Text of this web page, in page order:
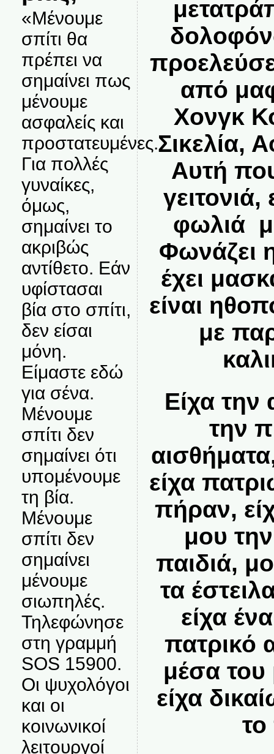
«Μένουμε
σπίτι θα
πρέπει να
σημαίνει πως
μένουμε
ασφαλείς και
προστατευμένες.
Για πολλές
γυναίκες,
όμως,
σημαίνει το
ακριβώς
αντίθετο. Εάν
υφίστασαι
βία στο σπίτι,
δεν είσαι
μόνη.
Είμαστε εδώ
για σένα.
Μένουμε
σπίτι δεν
σημαίνει ότι
υπομένουμε
τη βία.
Μένουμε
σπίτι δεν
σημαίνει
μένουμε
σιωπηλές.
Τηλεφώνησε
στη γραμμή
SOS 15900.
Οι ψυχολόγοι
και οι
κοινωνικοί
λειτουργοί
από
Χονγκ
Σικελία,
Αυτή
φωλιά
Φωνάζει
έχει
είναι
με
Είχα την
την
είχα
πήραν,
μου
παιδιά,
τα
είχα
πατρικό
μέσα
είχα